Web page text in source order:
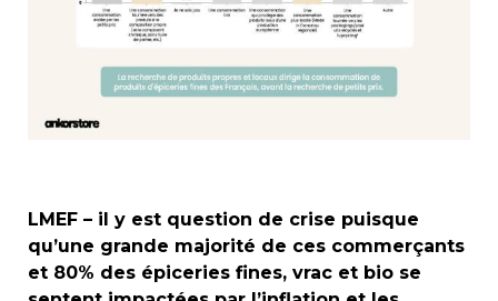
LMEF – il y est question de crise puisque
qu’une grande majorité de ces commerçants
et 80% des épiceries fines, vrac et bio se